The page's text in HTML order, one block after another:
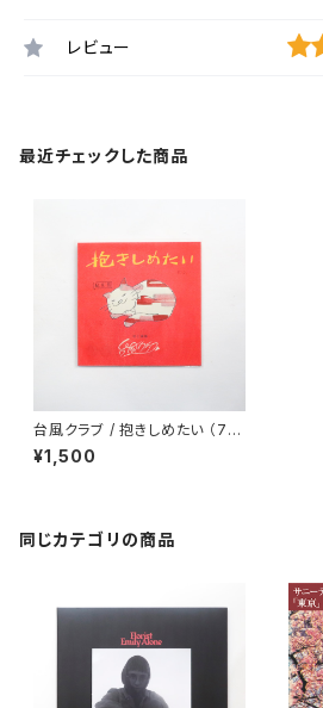
レビュー
最近チェックした商品
台風クラブ / 抱きしめたい （7in
ch）
¥1,500
同じカテゴリの商品